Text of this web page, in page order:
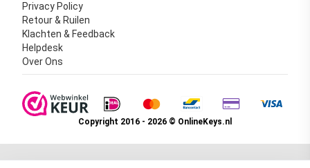
Privacy Policy
Retour & Ruilen
Klachten & Feedback
Helpdesk
Over Ons
Copyright 2016 - 2026 © OnlineKeys.nl